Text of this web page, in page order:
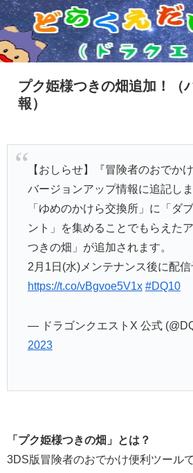
プク姫様つきの畑追加！（
報）
【おしらせ】『冒険者のおでか
バージョンアップ情報に追記しま
「ゆめのかけら交換所」に「ダ
ント」を集めることでもらえた
つきの畑」が追加されます。
2月1日(水)メンテナンス後に配信
https://t.co/vBgvoe5V1x #DQ10
— ドラゴンクエストX 公式
2023
「プク姫様つきの畑」とは？
3DS版冒険者のおでかけ便利ツール